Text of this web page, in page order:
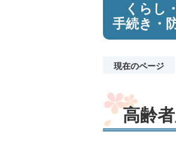
くらし・
手続き ・
現在のページ
高齢